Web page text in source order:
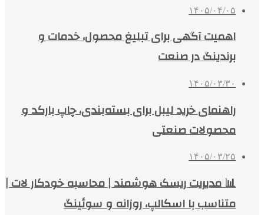
۱۴۰۵/۰۴/۰۵
اهمیت آگهی برای تبلیغ محصول، خدمات و
برندینگ در صنعت
۱۴۰۵/۰۳/۳۰
راهنمای خرید لیبل برای بسته‌بندی، چاپ بارکد و
محصولات صنعتی
۱۴۰۵/۰۳/۲۵
📊 مدیریت ریسک هوشمند | محاسبه خودکار لات |
متناسب با اسکالپ، روزانه و سوئینگ